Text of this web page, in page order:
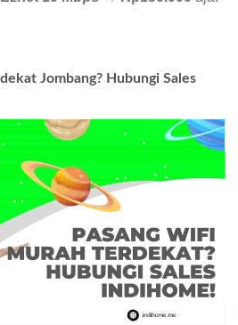
Jombang? Hubungi Sales